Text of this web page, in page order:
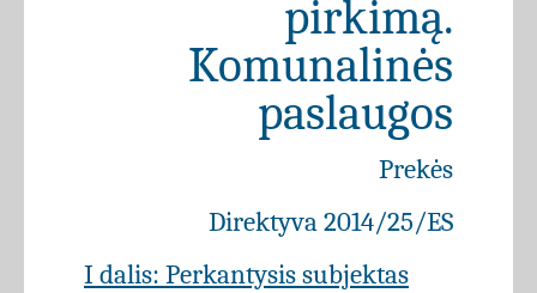
pirkimą.
Komunalinės
paslaugos
Prekės
Direktyva 2014/25/ES
I dalis: Perkantysis subjektas